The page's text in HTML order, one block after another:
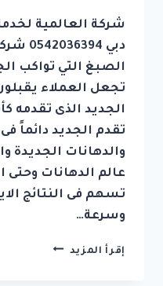
شركة العالمية
دبي
الصبغ التي تواكب
تجعل العملاء
الجديد الذى تقدمه
تقدم الجديد دائماً
والدهانات الجديدة
عالم الدهانات وحتى
تسهم فى النتائج
وسرعة…
إقرأ المزيد شركة